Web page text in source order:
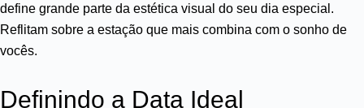
define grande parte da estética visual do seu dia especial.
Reflitam sobre a estação que mais combina com o sonho de
vocês.
Definindo a Data Ideal